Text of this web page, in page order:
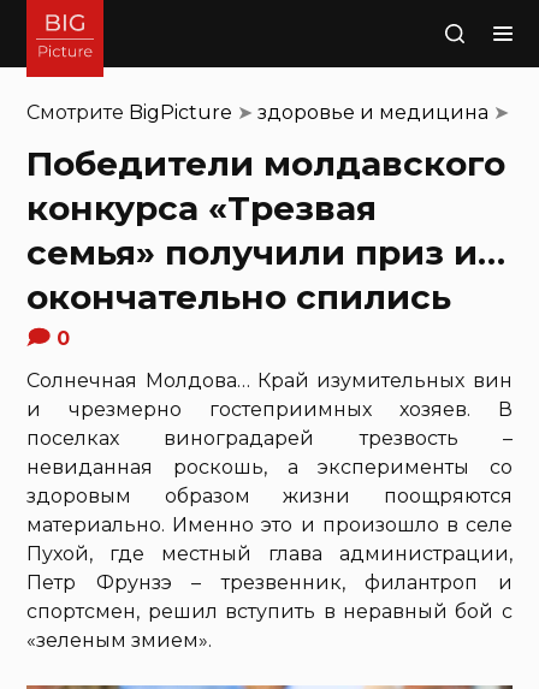
Поиск
Смотрите BigPicture ➤здоровье и медицина ➤
Победители молдавского
конкурса «Трезвая
семья» получили приз и…
окончательно спились
0
Солнечная Молдова… Край изумительных вин
и чрезмерно гостеприимных хозяев. В
поселках виноградарей трезвость –
невиданная роскошь, а эксперименты со
здоровым образом жизни поощряются
материально. Именно это и произошло в селе
Пухой, где местный глава администрации,
Петр Фрунзэ – трезвенник, филантроп и
спортсмен, решил вступить в неравный бой с
«зеленым змием».